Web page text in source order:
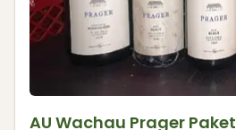
AU Wachau Prager Paket